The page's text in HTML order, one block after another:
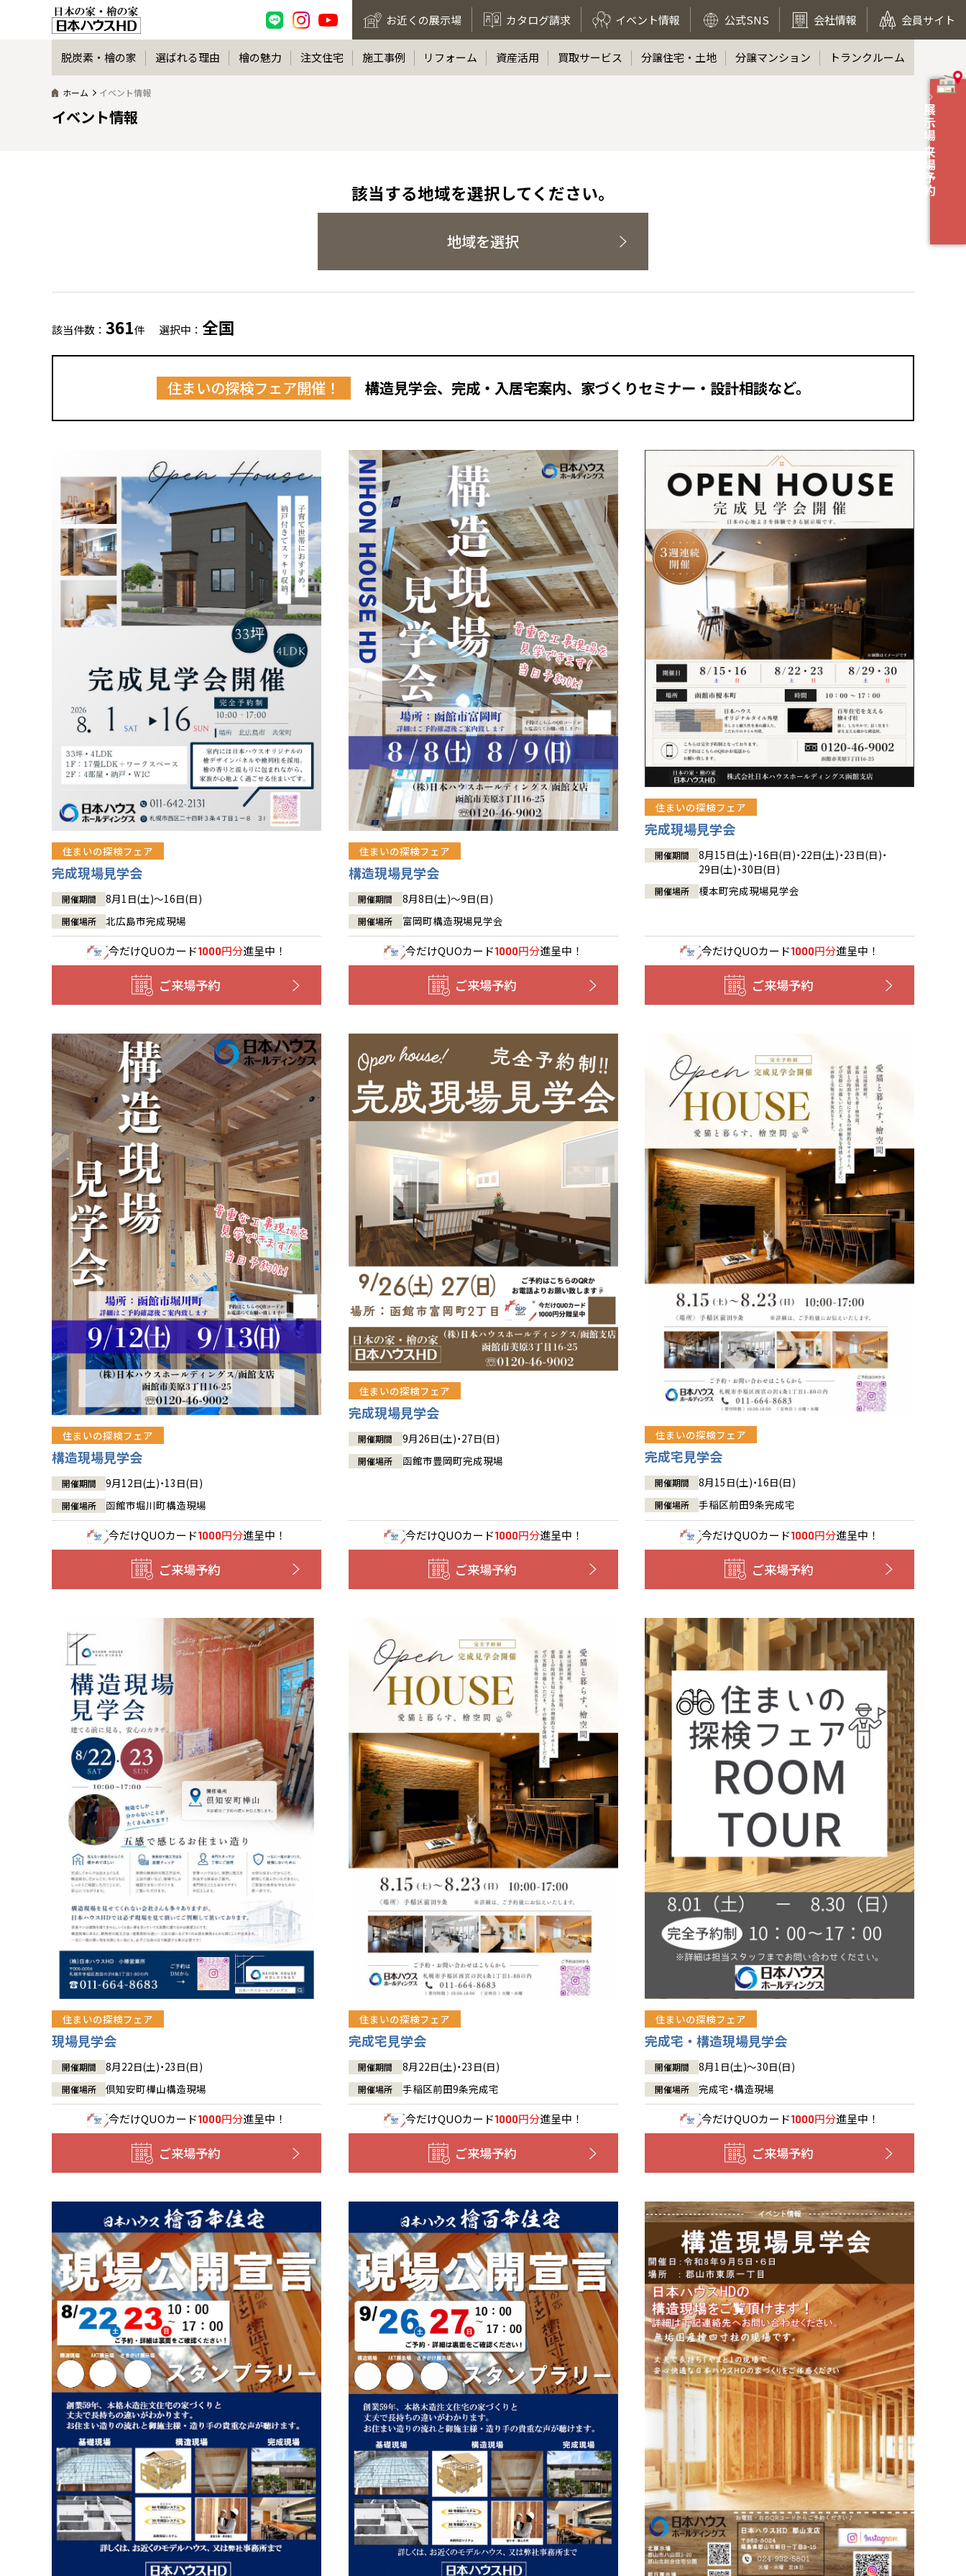
お近くの展示場 カタログ請求 イベント情報 公式SNS 会社情報 会員サイト
展示場 来場予約
脱炭素・檜の家 選ばれる理由 檜の魅力 注文住宅 施工事例 リフォーム 資産活用 買取サービス 分譲住宅・土地 分譲マンション トランクルーム
ホーム イベント情報
イベント情報
該当する地域を選択してください。
地域を選択
該当件数： 361件 選択中： 全国
住まいの探検フェア開催！ 構造見学会、完成・入居宅案内、家づくりセミナー・設計相談など。
住まいの探検フェア
完成現場見学会
開催期間 8月1日(土)～16日(日)
開催場所 北広島市完成現場
今だけQUOカード1000円分進呈中！
ご来場予約
住まいの探検フェア
構造現場見学会
開催期間 8月8日(土)～9日(日)
開催場所 富岡町構造現場見学会
今だけQUOカード1000円分進呈中！
ご来場予約
住まいの探検フェア
完成現場見学会
開催期間
8月15日(土)・16日(日)・22日(土)・23日(日)・
29日(土)・30日(日)
開催場所 榎本町完成現場見学会
今だけQUOカード1000円分進呈中！
ご来場予約
住まいの探検フェア
構造現場見学会
開催期間 9月12日(土)・13日(日)
開催場所 函館市堀川町構造現場
今だけQUOカード1000円分進呈中！
ご来場予約
住まいの探検フェア
完成現場見学会
開催期間 9月26日(土)・27日(日)
開催場所 函館市豊岡町完成現場
今だけQUOカード1000円分進呈中！
ご来場予約
住まいの探検フェア
完成宅見学会
開催期間 8月15日(土)・16日(日)
開催場所 手稲区前田9条完成宅
今だけQUOカード1000円分進呈中！
ご来場予約
住まいの探検フェア
現場見学会
開催期間 8月22日(土)・23日(日)
開催場所 倶知安町樺山構造現場
今だけQUOカード1000円分進呈中！
ご来場予約
住まいの探検フェア
完成宅見学会
開催期間 8月22日(土)・23日(日)
開催場所 手稲区前田9条完成宅
今だけQUOカード1000円分進呈中！
ご来場予約
住まいの探検フェア
完成宅・構造現場見学会
開催期間 8月1日(土)～30日(日)
開催場所 完成宅・構造現場
今だけQUOカード1000円分進呈中！
ご来場予約
全国の展示場
北海道
札幌
道央
道北
東北
青森
秋田
宮城
福島
甲信越・北陸
新潟
富山
石川
福井
関東
神奈川
埼玉
千葉
茨城
栃木
群馬
岐阜
静岡
三重
大阪
京都
兵庫
奈良
滋賀
中国・四国
岡山
香川
愛媛
鳥取
徳島
高知
九州
福岡
佐賀
熊本
長崎
沖縄
分譲マンション
※現住所のある都道府県以外の建築予定地の方でも
現住所の有るお近くの展示場又は店舗にお問合せください。
移住の計画の方もご相談対応します。お気軽にご相談ください。
お近くのイベント
北海道
札幌
札幌
小樽
道央
苫小牧千歳
小樽
道北
旭川
道南
函館
室蘭
道東
帯広
釧路
東北
青森県
八戸
青森
秋田県
秋田
岩手県
盛岡
北上
山形県
山形
宮城県
仙台
福島県
郡山
福島
いわき
会津
甲信越・北陸
新潟県
新潟
長岡
甲府
長野県
長野
松本
富山県
富山
石川県
金沢
福井県
福井
関東
東京都
世田谷
八王子
神奈川県
横浜
湘南
相模
埼玉県
埼玉
所沢
千葉県
千葉
茨城県
水戸
栃木県
宇都宮
小山
群馬
伊勢崎
愛知県
名古屋
豊橋
岐阜県
岐阜
静岡県
静岡
浜松
三重県
四日市
大阪府
大阪
京都府
京都
兵庫県
姫路
奈良県
奈良
中国・四国
岡山県
岡山
香川県
高松
愛媛県
九州
福岡県
福岡
佐賀県
佐賀
熊本県
熊本
大分県
大分
宮崎